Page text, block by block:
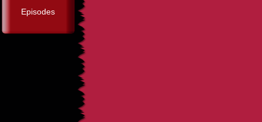
Episodes